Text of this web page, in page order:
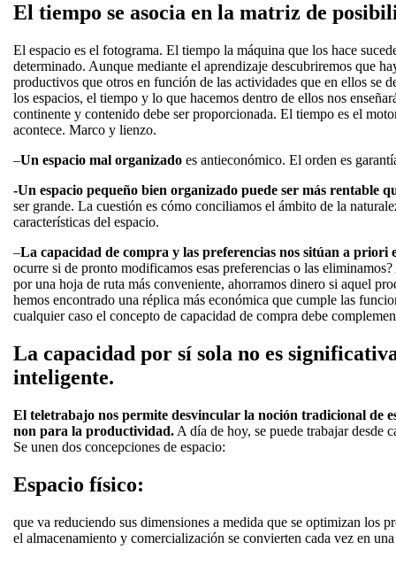
El tiempo se asocia en la matriz de
El espacio es el fotograma. El tiempo la máquina que los hace
determinado. Aunque mediante el aprendizaje descubriremos que
productivos que otros en función de las actividades que en ellos se
los espacios, el tiempo y lo que hacemos dentro de ellos nos
continente y contenido debe ser proporcionada. El tiempo es el
acontece. Marco y lienzo.
–Un espacio mal organizado es antieconómico. El orden es
-Un espacio pequeño bien organizado puede ser más rentable
ser grande. La cuestión es cómo conciliamos el ámbito de la
características del espacio.
–La capacidad de compra y las preferencias nos sitúan a priori
ocurre si de pronto modificamos esas preferencias o las
por una hoja de ruta más conveniente, ahorramos dinero si aquel
hemos encontrado una réplica más económica que cumple las
cualquier caso el concepto de capacidad de compra debe
La capacidad por sí sola no es
inteligente.
El teletrabajo nos permite desvincular la noción tradicional de
non para la productividad. A día de hoy, se puede trabajar desde
Se unen dos concepciones de espacio:
Espacio físico:
que va reduciendo sus dimensiones a medida que se optimizan los
el almacenamiento y comercialización se convierten cada vez en